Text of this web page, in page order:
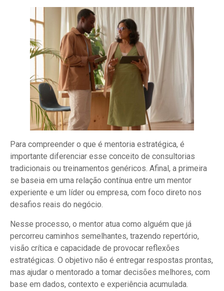
Para compreender o que é mentoria estratégica, é
importante diferenciar esse conceito de consultorias
tradicionais ou treinamentos genéricos. Afinal, a primeira
se baseia em uma relação contínua entre um mentor
experiente e um líder ou empresa, com foco direto nos
desafios reais do negócio.
Nesse processo, o mentor atua como alguém que já
percorreu caminhos semelhantes, trazendo repertório,
visão crítica e capacidade de provocar reflexões
estratégicas. O objetivo não é entregar respostas prontas,
mas ajudar o mentorado a tomar decisões melhores, com
base em dados, contexto e experiência acumulada.